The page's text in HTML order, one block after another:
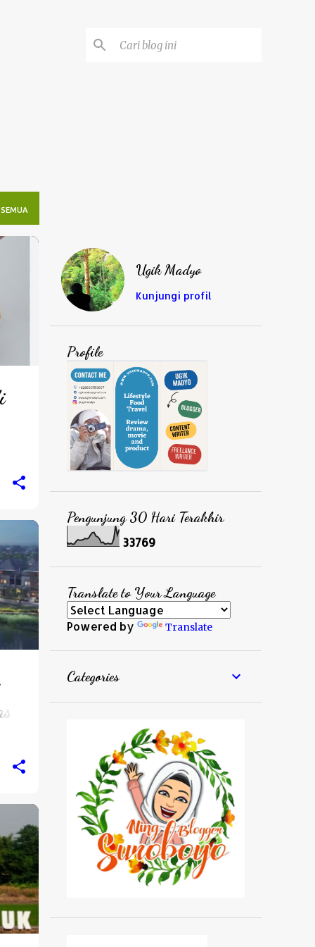
Ugik Madyo
Kunjungi profil
Profile
Pengunjung 30 Hari Terakhir
33769
Translate to Your Language
Powered by Translate
Categories